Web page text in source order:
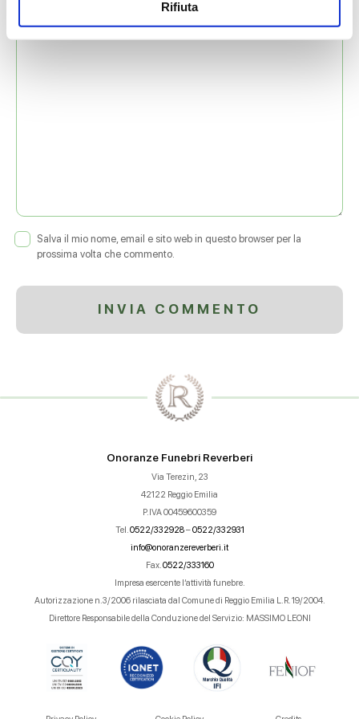
Rifiuta
Salva il mio nome, email e sito web in questo browser per la
prossima volta che commento.
Onoranze Funebri Reverberi
Via Terezin, 23
42122 Reggio Emilia
P.IVA 00459600359
Tel. 0522/332928–0522/332931
info@onoranzereverberi.it
Fax. 0522/333160
Impresa esercente l’attività funebre.
Autorizzazione n.3/2006 rilasciata dal Comune di Reggio Emilia L.R. 19/2004.
Direttore Responsabile della Conduzione del Servizio: MASSIMO LEONI